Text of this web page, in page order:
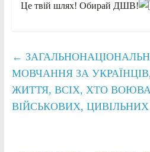
Це твій шлях! Обирай ДШВ!
←
МОВЧАННЯ ЗА
ЖИТТЯ, ВСІХ, ХТО
ВІЙСЬКОВИХ, ЦИВІЛЬНИХ